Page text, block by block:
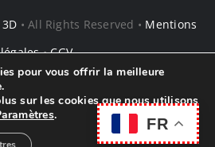
de vos Vacances
FR
pour vous offrir la meilleure
sur les cookies que nous utilisons
.